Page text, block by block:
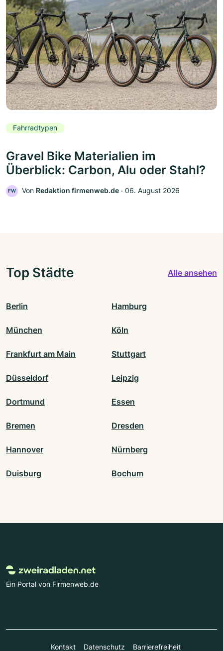
Fahrradtypen
Gravel Bike Materialien im
Überblick: Carbon, Alu oder Stahl?
FW Von Redaktion firmenweb.de ‧ 06. August 2026
Top Städte Alle ansehen
Berlin Hamburg
München Köln
Frankfurt am Main Stuttgart
Düsseldorf Leipzig
Dortmund Essen
Bremen Dresden
Hannover Nürnberg
Duisburg Bochum
Ein Portal von Firmenweb.de
Kontakt Datenschutz Barrierefreiheit